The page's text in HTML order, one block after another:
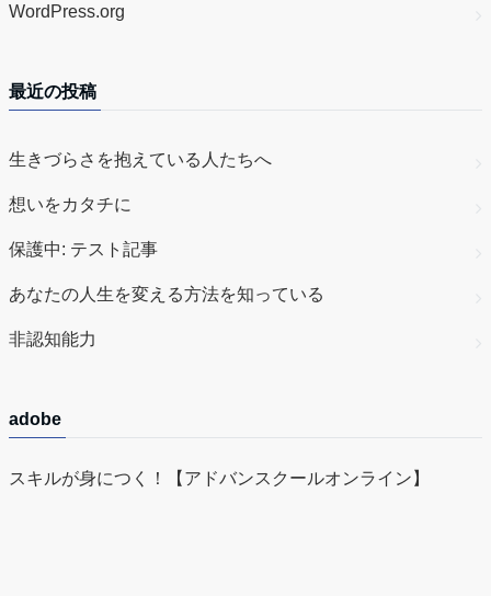
WordPress.org
最近の投稿
生きづらさを抱えている人たちへ
想いをカタチに
保護中: テスト記事
あなたの人生を変える方法を知っている
非認知能力
adobe
スキルが身につく！【アドバンスクールオンライン】